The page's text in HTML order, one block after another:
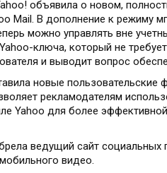
объявила о новом,
Mail. В дополнение к режиму
можно управлять вне
ключа, который не
и выводит вопрос
новые пользовательские
рекламодателям
Yahoo для более
ведущий сайт социальных
видео.